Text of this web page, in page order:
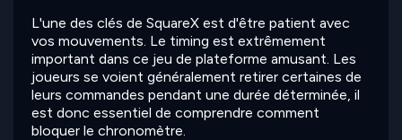
L'une des clés de SquareX est d'être patient avec
vos mouvements. Le timing est extrêmement
important dans ce jeu de plateforme amusant. Les
joueurs se voient généralement retirer certaines de
leurs commandes pendant une durée déterminée, il
est donc essentiel de comprendre comment
bloquer le chronomètre.